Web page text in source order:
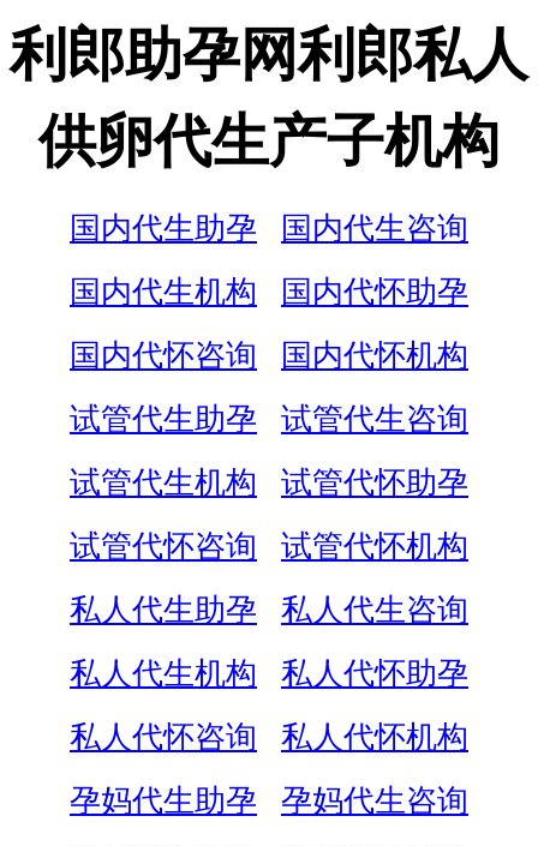
利郎助孕网利郎私人
供卵代生产子机构
国内代生助孕
国内代生咨询
国内代生机构
国内代怀助孕
国内代怀咨询
国内代怀机构
试管代生助孕
试管代生咨询
试管代生机构
试管代怀助孕
试管代怀咨询
试管代怀机构
私人代生助孕
私人代生咨询
私人代生机构
私人代怀助孕
私人代怀咨询
私人代怀机构
孕妈代生助孕
孕妈代生咨询